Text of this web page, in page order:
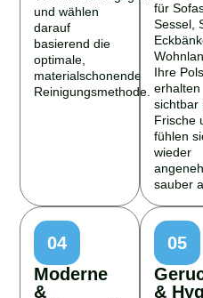
und wählen
darauf
basierend die
optimale,
materialschonende
Reinigungsmethode.
Sessel,
Ihre
erhalten
sichtbar
Frische
fühlen
wieder
sauber
04
Moderne
&
05
&